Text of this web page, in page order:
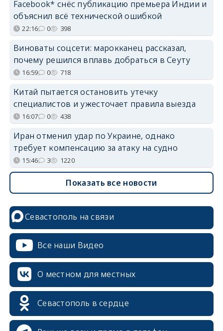
Facebook* снёс публикацию премьера Индии и
объяснил всё технической ошибкой
22:16 0 398
Виноваты соцсети: марокканец рассказал,
почему решился вплавь добраться в Сеуту
16:59 0 718
Китай пытается остановить утечку
специалистов и ужесточает правила выезда
16:07 0 438
Иран отменил удар по Украине, однако
требует компенсацию за атаку на судно
15:46 3 1220
Показать все новости
Севастополь на связи
Все наши Видео
О местном для местных
Севастополь в сердце